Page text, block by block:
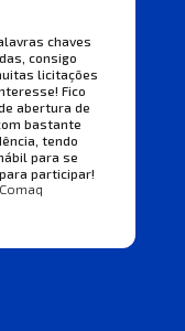
chaves
consigo
licitações
Fico
abertura de
bastante
tendo
para se
participar!